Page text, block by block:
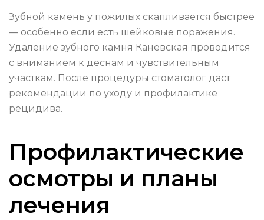
Зубной камень у пожилых скапливается быстрее
— особенно если есть шейковые поражения.
Удаление зубного камня Каневская проводится
с вниманием к деснам и чувствительным
участкам. После процедуры стоматолог даст
рекомендации по уходу и профилактике
рецидива.
Профилактические
осмотры и планы
лечения